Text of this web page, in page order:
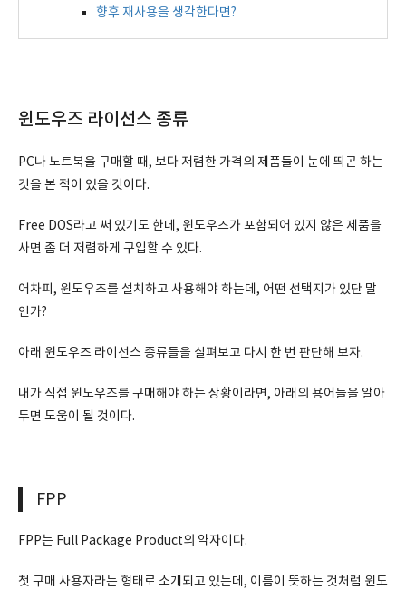
향후 재사용을 생각한다면?
윈도우즈 라이선스 종류
PC나 노트북을 구매할 때, 보다 저렴한 가격의 제품들이 눈에 띄곤 하는
것을 본 적이 있을 것이다.
Free DOS라고 써 있기도 한데, 윈도우즈가 포함되어 있지 않은 제품을
사면 좀 더 저렴하게 구입할 수 있다.
어차피, 윈도우즈를 설치하고 사용해야 하는데, 어떤 선택지가 있단 말
인가?
아래 윈도우즈 라이선스 종류들을 살펴보고 다시 한 번 판단해 보자.
내가 직접 윈도우즈를 구매해야 하는 상황이라면, 아래의 용어들을 알아
두면 도움이 될 것이다.
FPP
FPP는 Full Package Product의 약자이다.
첫 구매 사용자라는 형태로 소개되고 있는데, 이름이 뜻하는 것처럼 윈도